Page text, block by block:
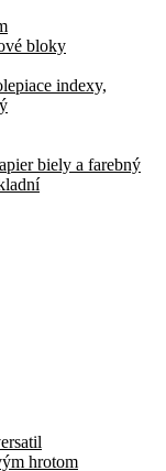
bloky
indexy,
biely a farebný
hrotom